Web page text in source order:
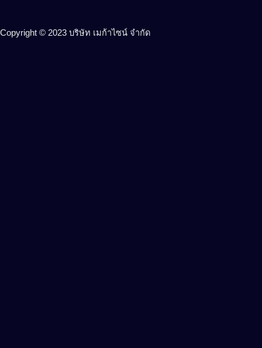
Copyright © 2023 บริษัท เมก้าไซน์ จำกัด